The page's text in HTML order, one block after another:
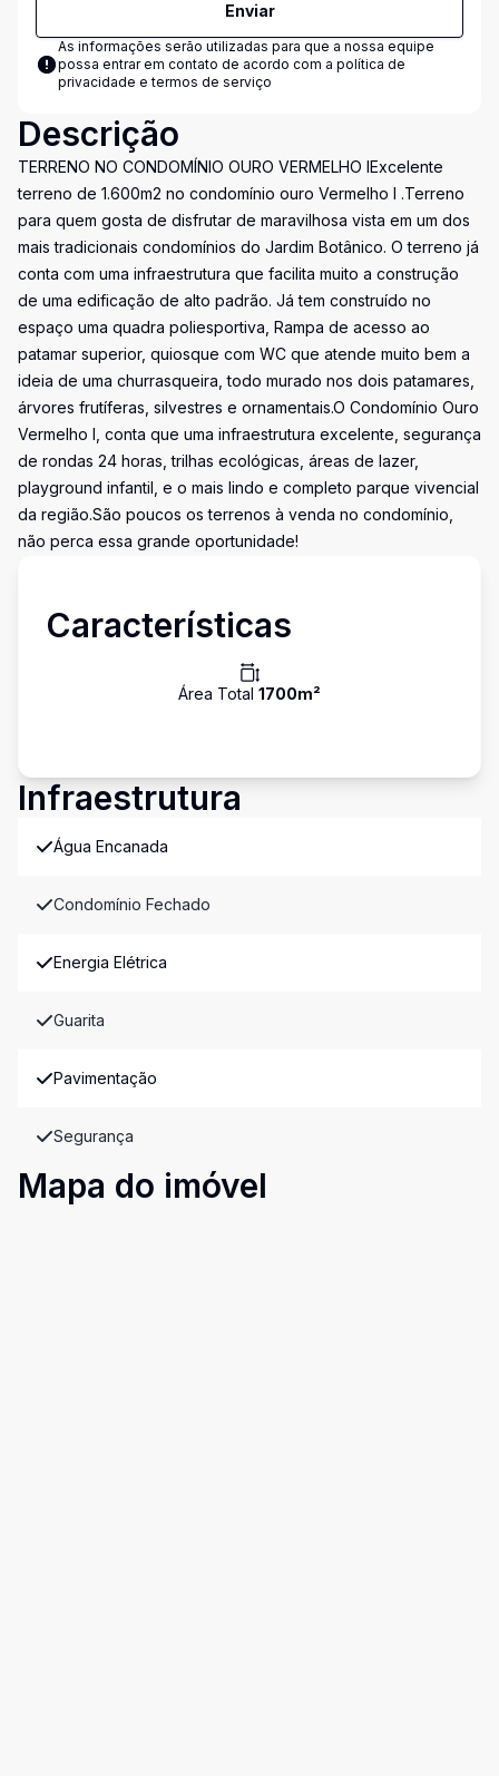
Enviar
As informações serão utilizadas para que a nossa equipe
possa entrar em contato de acordo com a política de
privacidade e termos de serviço
Descrição
TERRENO NO CONDOMÍNIO OURO VERMELHO IExcelente
terreno de 1.600m2 no condomínio ouro Vermelho I .Terreno
para quem gosta de disfrutar de maravilhosa vista em um dos
mais tradicionais condomínios do Jardim Botânico. O terreno já
conta com uma infraestrutura que facilita muito a construção
de uma edificação de alto padrão. Já tem construído no
espaço uma quadra poliesportiva, Rampa de acesso ao
patamar superior, quiosque com WC que atende muito bem a
ideia de uma churrasqueira, todo murado nos dois patamares,
árvores frutíferas, silvestres e ornamentais.O Condomínio Ouro
Vermelho I, conta que uma infraestrutura excelente, segurança
de rondas 24 horas, trilhas ecológicas, áreas de lazer,
playground infantil, e o mais lindo e completo parque vivencial
da região.São poucos os terrenos à venda no condomínio,
não perca essa grande oportunidade!
Características
Área Total 1700m²
Infraestrutura
Água Encanada
Condomínio Fechado
Energia Elétrica
Guarita
Pavimentação
Segurança
Mapa do imóvel